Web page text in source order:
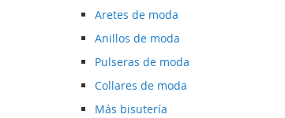
Aretes de moda
Anillos de moda
Pulseras de moda
Collares de moda
Más bisutería